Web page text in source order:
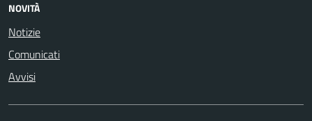
NOVITÀ
Notizie
Comunicati
Avvisi